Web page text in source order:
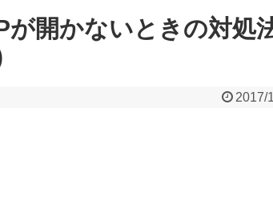
が開かないときの対処
2017/